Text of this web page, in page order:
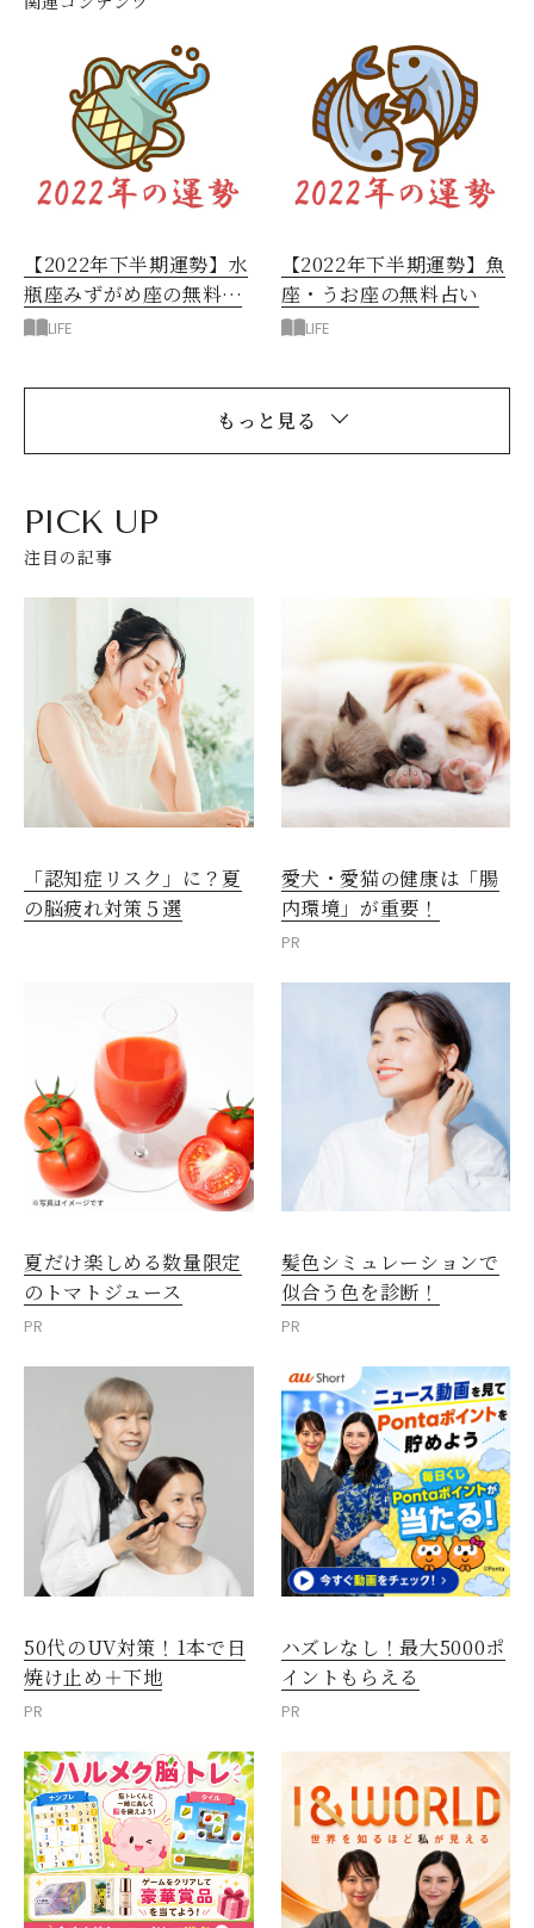
【2022年下半期運勢】水
瓶座みずがめ座の無料占
い LIFE
【2022年下半期運勢】魚
座・うお座の無料占い
LIFE
もっと見る
PICK UP
注目の記事
「認知症リスク」に？夏
の脳疲れ対策５選
愛犬・愛猫の健康は「腸
内環境」が重要！
PR
夏だけ楽しめる数量限定
のトマトジュース
PR
髪色シミュレーションで
似合う色を診断！
PR
50代のUV対策！1本で日
焼け止め＋下地
PR
ハズレなし！最大5000ポ
イントもらえる
PR